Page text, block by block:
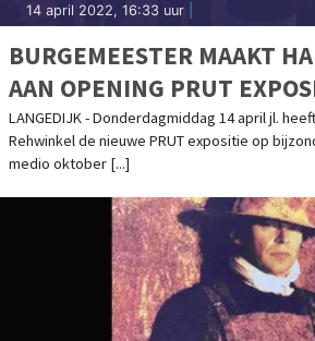
14 april 2022, 16:33 uur
BURGEMEESTER MAAKT
AAN OPENING PRUT
MUSEUM BROEKERVEILING
LANGEDIJK - Donderdagmiddag 14 april jl.
Rehwinkel de nieuwe PRUT expositie op
medio oktober [...]